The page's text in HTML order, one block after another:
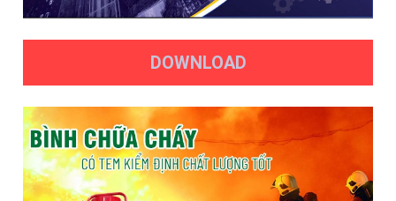
DOWNLOAD